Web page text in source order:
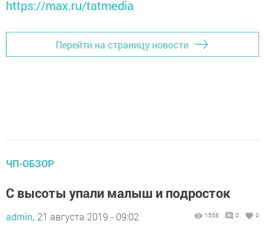
https://max.ru/tatmedia
Перейти на страницу новости
ЧП-ОБЗОР
С высоты упали малыш и подросток
admin, 21 августа 2019 - 09:02 1558 0 0